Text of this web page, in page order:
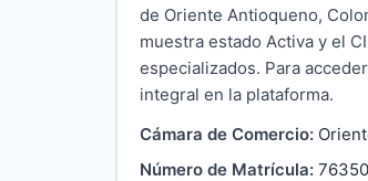
de Oriente Antioqueno,
muestra estado Activa y el
especializados. Para
integral en la plataforma.
Cámara de Comercio:
Número de Matrícula: 76350